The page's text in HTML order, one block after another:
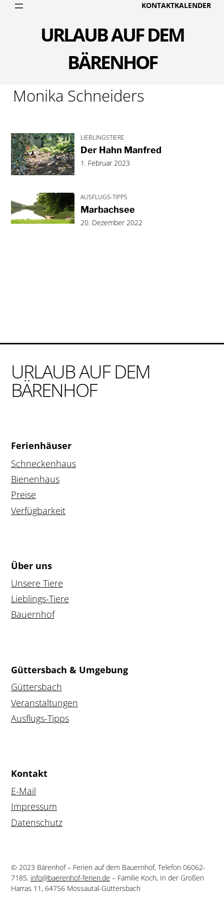
Zum
KONTAKTKALENDER
URLAUB AUF DEM
BÄRENHOF
Monika Schneiders
LIEBLINGSTIERE
Der Hahn Manfred
1. Februar 2023
AUSFLUGS-TIPPS
Marbachsee
20. Dezember 2022
URLAUB AUF DEM
BÄRENHOF
Ferienhäuser
Schneckenhaus
Bienenhaus
Preise
Verfügbarkeit
Über uns
Unsere Tiere
Lieblings-Tiere
Bauernhof
Güttersbach & Umgebung
Güttersbach
Veranstaltungen
Ausflugs-Tipps
Kontakt
E-Mail
Impressum
Datenschutz
© 2023 Bärenhof – Ferien auf dem Bauernhof, Telefon 06062-
7185, info@baerenhof-ferien.de – Familie Koch, In der Großen
Harras 11, 64756 Mossautal-Güttersbach